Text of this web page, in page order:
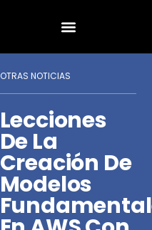
OTRAS NOTICIAS
Lecciones
De La
Creación De
Modelos